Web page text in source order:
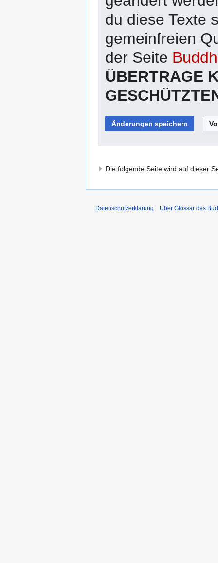
du diese Texte
gemeinfreien
der Seite
ÜBERTRAGE
Die folgende Seite wird auf dieser
Datenschutzerklärung Über Glossar des